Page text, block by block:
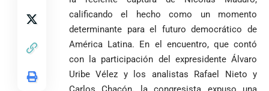
calificando el hecho como un momento
determinante para el futuro democrático de
América Latina. En el encuentro, que contó
con la participación del expresidente Álvaro
Uribe Vélez y los analistas Rafael Nieto y
pide
suspensión
inmediata del
cargo
afirma que “no
se puede
presidente” y
pide esperar
los
escrutinios
Marfil
sorprende a
Ecuador en el
último suspiro
y acaba con su
invicto de 19
partidos
La paz de
afrodescendientes
campesinos
inician nueva
jornada académica
en Medellín